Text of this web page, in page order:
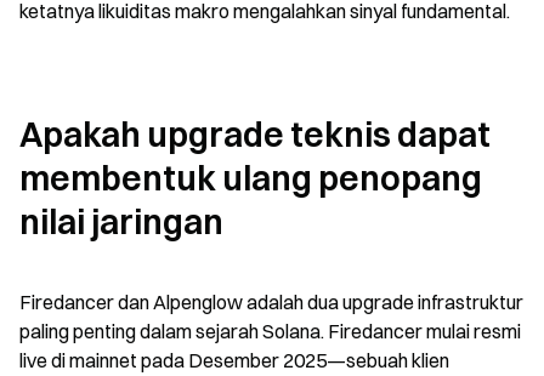
ketatnya likuiditas makro mengalahkan sinyal fundamental.
Apakah upgrade teknis dapat
membentuk ulang penopang
nilai jaringan
Firedancer dan Alpenglow adalah dua upgrade infrastruktur
paling penting dalam sejarah Solana. Firedancer mulai resmi
live di mainnet pada Desember 2025—sebuah klien